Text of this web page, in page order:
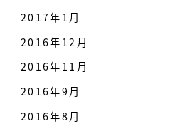
2017年1月
2016年12月
2016年11月
2016年9月
2016年8月